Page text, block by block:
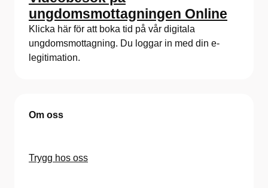
ungdomsmottagningen Online
Klicka här för att boka tid på vår digitala
ungdomsmottagning. Du loggar in med din e-
legitimation.
Om oss
Trygg hos oss